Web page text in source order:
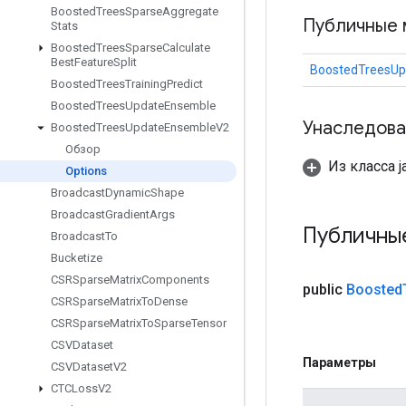
BoostedTreesSparseAggregate
Stats
BoostedTreesSparseCalculate
BestFeatureSplit
BoostedTreesTrainingPredict
BoostedTreesUpdateEnsemble
BoostedTreesUpdateEnsembleV2
Обзор
Options
BroadcastDynamicShape
BroadcastGradientArgs
BroadcastTo
Bucketize
CSRSparseMatrixComponents
CSRSparseMatrixToDense
CSRSparseMatrixToSparseTensor
CSVDataset
CSVDatasetV2
CTCLossV2
Публичные
Из класса
public Boosted
Параметры